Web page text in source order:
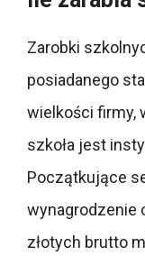
Zarobki
posiadanego
wielkości firmy,
szkoła jest
Początkujące
wynagrodzenie
złotych brutto